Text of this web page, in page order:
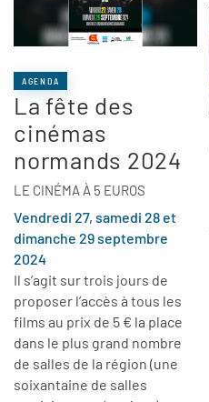
AGENDA
La fête des
cinémas
normands 2024
LE CINÉMA À 5 EUROS
Vendredi 27, samedi 28 et
dimanche 29 septembre
2024
Il s’agit sur trois jours de
proposer l’accès à tous les
films au prix de 5 € la place
dans le plus grand nombre
de salles de la région (une
soixantaine de salles